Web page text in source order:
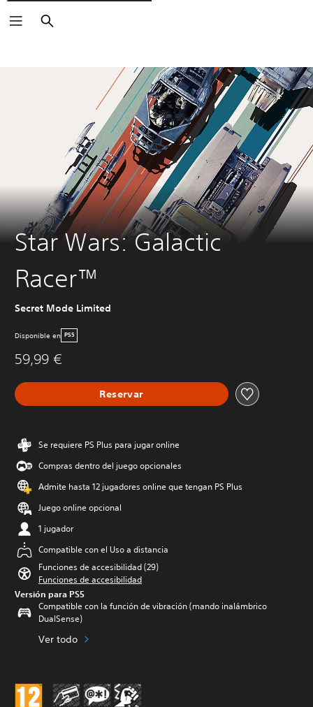
Buscar
Star Wars: Galactic
Racer™
Secret Mode Limited
Disponible en PS5
59,99 €
Reservar
Se requiere PS Plus para jugar online
Compras dentro del juego opcionales
Admite hasta 12 jugadores online que tengan PS Plus
Juego online opcional
1 jugador
Compatible con el Uso a distancia
Funciones de accesibilidad (29)
Funciones de accesibilidad
Versión para PS5
Compatible con la función de vibración (mando inalámbrico
DualSense)
Ver todo